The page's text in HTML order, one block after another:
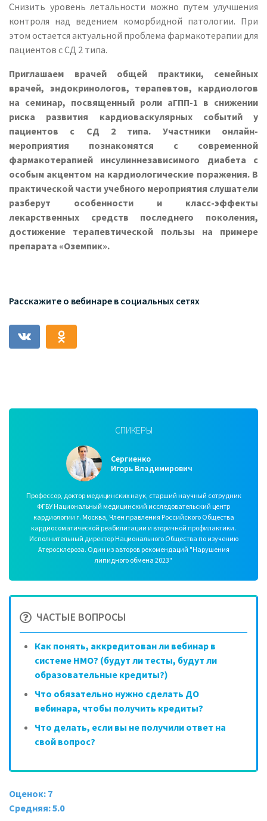
Снизить уровень летальности можно путем улучшения
контроля над ведением коморбидной патологии. При
этом остается актуальной проблема фармакотерапии для
пациентов с СД 2 типа.
Приглашаем врачей общей практики, семейных
врачей, эндокринологов, терапевтов, кардиологов
на семинар, посвященный роли аГПП-1 в снижении
риска развития кардиоваскулярных событий у
пациентов с СД 2 типа. Участники онлайн-
мероприятия познакомятся с современной
фармакотерапией инсулиннезависимого диабета с
особым акцентом на кардиологические поражения. В
практической части учебного мероприятия слушатели
разберут особенности и класс-эффекты
лекарственных средств последнего поколения,
достижение терапевтической пользы на примере
препарата «Оземпик».
Расскажите о вебинаре в социальных сетях
СПИКЕРЫ
Сергиенко
Игорь Владимирович
Профессор, доктор медицинских наук, старший научный сотрудник
ФГБУ Национальный медицинский исследовательский центр
кардиологии г. Москва, Член правления Российского Общества
кардиосоматической реабилитации и вторичной профилактики.
Исполнительный директор Национального Общества по изучению
Атеросклероза. Один из авторов рекомендаций "Нарушения
липидного обмена 2023"
ЧАСТЫЕ ВОПРОСЫ
Как понять, аккредитован ли вебинар в
системе НМО? (будут ли тесты, будут ли
образовательные кредиты?)
Что обязательно нужно сделать ДО
вебинара, чтобы получить кредиты?
Что делать, если вы не получили ответ на
свой вопрос?
Оценок: 7
Средняя: 5.0